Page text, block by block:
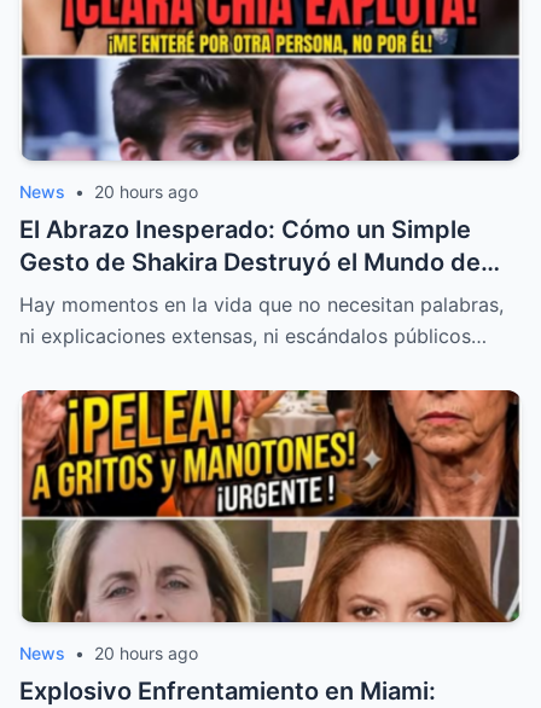
News • 20 hours ago
El Abrazo Inesperado: Cómo un Simple
Gesto de Shakira Destruyó el Mundo de
Clara Chía y Expuso la Verdad de Piqué
Hay momentos en la vida que no necesitan palabras,
ni explicaciones extensas, ni escándalos públicos…
News • 20 hours ago
Explosivo Enfrentamiento en Miami: